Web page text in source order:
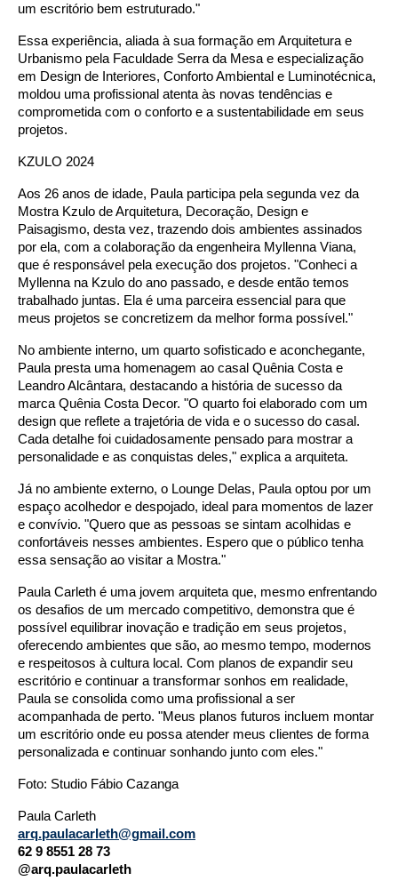
um escritório bem estruturado."
Essa experiência, aliada à sua formação em Arquitetura e
Urbanismo pela Faculdade Serra da Mesa e especialização
em Design de Interiores, Conforto Ambiental e Luminotécnica,
moldou uma profissional atenta às novas tendências e
comprometida com o conforto e a sustentabilidade em seus
projetos.
KZULO 2024
Aos 26 anos de idade, Paula participa pela segunda vez da
Mostra Kzulo de Arquitetura, Decoração, Design e
Paisagismo, desta vez, trazendo dois ambientes assinados
por ela, com a colaboração da engenheira Myllenna Viana,
que é responsável pela execução dos projetos. "Conheci a
Myllenna na Kzulo do ano passado, e desde então temos
trabalhado juntas. Ela é uma parceira essencial para que
meus projetos se concretizem da melhor forma possível."
No ambiente interno, um quarto sofisticado e aconchegante,
Paula presta uma homenagem ao casal Quênia Costa e
Leandro Alcântara, destacando a história de sucesso da
marca Quênia Costa Decor. "O quarto foi elaborado com um
design que reflete a trajetória de vida e o sucesso do casal.
Cada detalhe foi cuidadosamente pensado para mostrar a
personalidade e as conquistas deles," explica a arquiteta.
Já no ambiente externo, o Lounge Delas, Paula optou por um
espaço acolhedor e despojado, ideal para momentos de lazer
e convívio. "Quero que as pessoas se sintam acolhidas e
confortáveis nesses ambientes. Espero que o público tenha
essa sensação ao visitar a Mostra."
Paula Carleth é uma jovem arquiteta que, mesmo enfrentando
os desafios de um mercado competitivo, demonstra que é
possível equilibrar inovação e tradição em seus projetos,
oferecendo ambientes que são, ao mesmo tempo, modernos
e respeitosos à cultura local. Com planos de expandir seu
escritório e continuar a transformar sonhos em realidade,
Paula se consolida como uma profissional a ser
acompanhada de perto. "Meus planos futuros incluem montar
um escritório onde eu possa atender meus clientes de forma
personalizada e continuar sonhando junto com eles."
Foto: Studio Fábio Cazanga
Paula Carleth
arq.paulacarleth@gmail.com
62 9 8551 28 73
@arq.paulacarleth